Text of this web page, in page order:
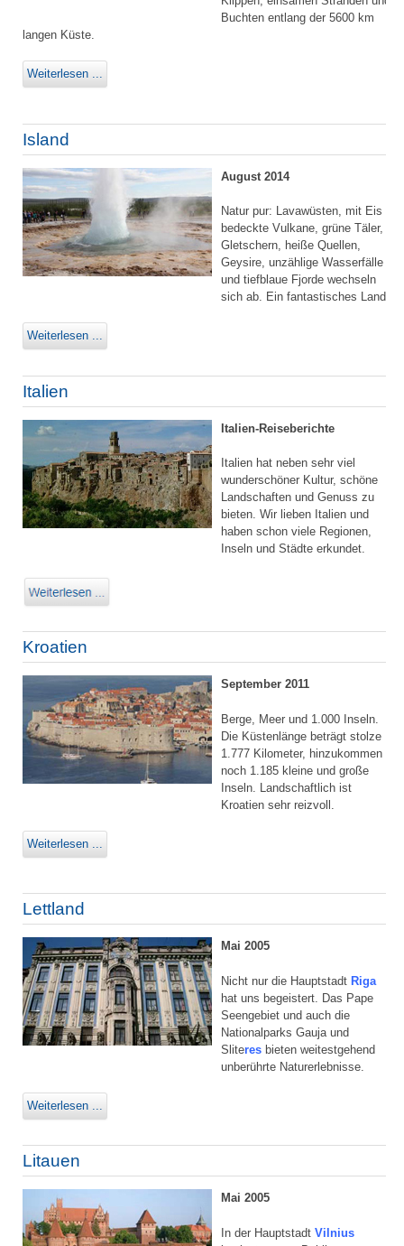
Buchten entlang der 5600 km
langen Küste.
Weiterlesen ...
Island
August 2014
Natur pur: Lavawüsten, mit Eis
bedeckte Vulkane, grüne Täler,
Gletschern, heiße Quellen,
Geysire, unzählige Wasserfälle
und tiefblaue Fjorde wechseln
sich ab. Ein fantastisches Land.
Weiterlesen ...
Italien
Italien-Reiseberichte
Italien hat neben sehr viel
wunderschöner Kultur, schöne
Landschaften und Genuss zu
bieten. Wir lieben Italien und
haben schon viele Regionen,
Inseln und Städte erkundet.
Kroatien
September 2011
Berge, Meer und 1.000 Inseln.
Die Küstenlänge beträgt stolze
1.777 Kilometer, hinzukommen
noch 1.185 kleine und große
Inseln. Landschaftlich ist
Kroatien sehr reizvoll.
Weiterlesen ...
Lettland
Mai 2005
Nicht nur die Hauptstadt Riga
hat uns begeistert. Das Pape
Seengebiet und auch die
Nationalparks Gauja und
Sliteres bieten weitestgehend
unberührte Naturerlebnisse.
Weiterlesen ...
Litauen
Mai 2005
In der Hauptstadt Vilnius